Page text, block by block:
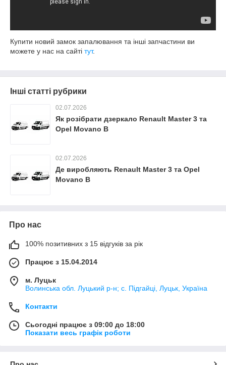
Купити новий замок запалювання та інші запчастини ви
можете у нас на сайті тут.
Інші статті рубрики
02.07.2026
Як розібрати дзеркало Renault Master 3 та
Opel Movano B
02.07.2026
Де виробляють Renault Master 3 та Opel
Movano B
Про нас
100% позитивних з 15 відгуків за рік
Працює з 15.04.2014
м. Луцьк
Волинська обл. Луцький р-н; с. Підгайці, Луцьк, Україна
Контакти
Сьогодні працює з 09:00 до 18:00
Показати весь графік роботи